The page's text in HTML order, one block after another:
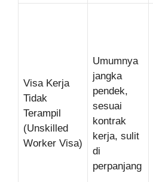
Visa Kerja
Tidak
Terampil
(Unskilled
Worker Visa)
Umumnya
jangka
pendek,
sesuai
kontrak
kerja, sulit
di
perpanjang